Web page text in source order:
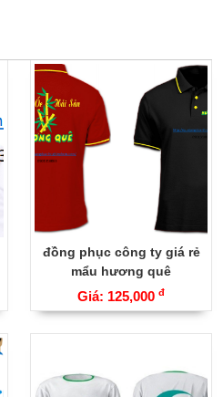
đồng phục công ty giá rẻ
mẩu hương quê
Giá: 125,000 đ